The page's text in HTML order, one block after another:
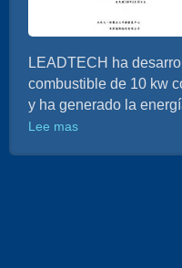
LEADTECH ha
combustible de 10 kw
y ha generado la
Lee mas